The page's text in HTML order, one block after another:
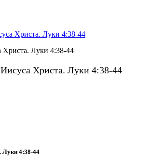
Христа. Луки 4:38-44
Христа. Луки 4:38-44
. Луки 4:38-44